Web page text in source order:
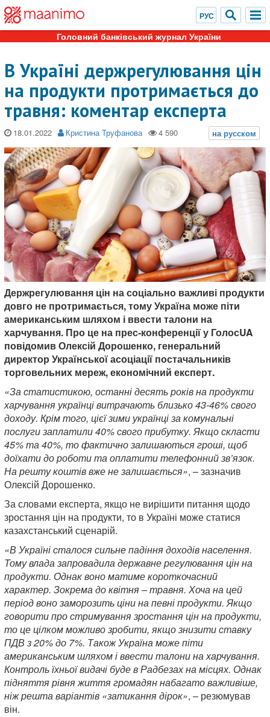
Головний банківський журнал України
В Україні держрегулювання цін
на продукти протримається до
травня: коментар експерта
18.01.2022 Кристина Труфанова
Держрегулювання цін на соціально важливі продукти
довго не протримається, тому Україна може піти
американським шляхом і ввести талони на
харчування. Про це на прес-конференції у ГолосUA
повідомив Олексій Дорошенко, генеральний
директор Української асоціації постачальників
торговельних мереж, економічний експерт.
«За статистикою, останні десять років на продукти
харчування українці витрачають близько 43-46% свого
доходу. Крім того, цієї зими українці за комунальні
послуги заплатили 40% свого прибутку. Якщо скласти
45% та 40%, то фактично залишаються гроші, щоб
доїхати до роботи та оплатити телефонний зв’язок.
На решту коштів вже не залишається», – зазначив
Олексій Дорошенко.
За словами експерта, якщо не вирішити питання щодо
зростання цін на продукти, то в Україні може статися
казахстанський сценарій.
«В Україні сталося сильне падіння доходів населення.
Тому влада запровадила державне регулювання цін на
продукти. Однак воно матиме короткочасний
характер. Зокрема до квітня – травня. Хоча на цей
період воно заморозить ціни на певні продукти. Якщо
говорити про стримування зростання цін на продукти,
то це цілком можливо зробити, якщо знизити ставку
ПДВ з 20% до 7%. Також Україна може піти
американським шляхом і ввести талони на харчування.
Контроль їхньої видачі буде в Радбезах на місцях. Однак
підняття рівня життя громадян набагато важливіше,
ніж решта варіантів «затикання дірок», – резюмував
він.